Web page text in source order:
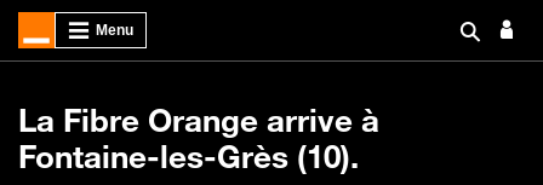
La Fibre Orange arrive à
Fontaine-les-Grès (10).